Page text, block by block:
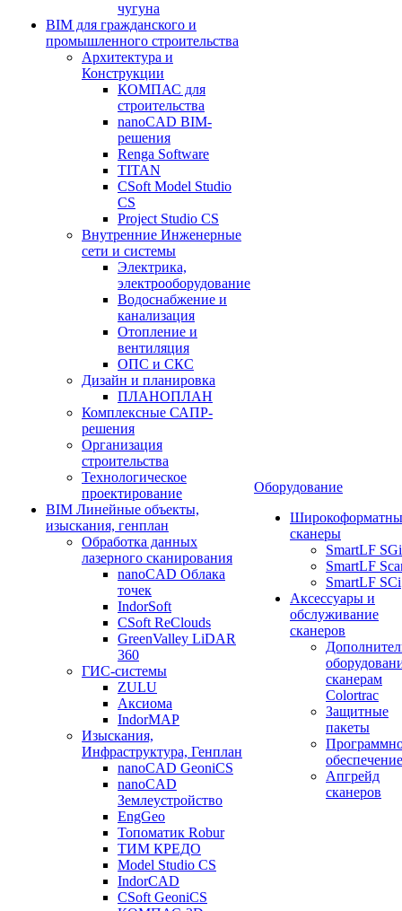
чугуна
BIM для гражданского и
промышленного строительства
Архитектура и
Конструкции
КОМПАС для
строительства
nanoCAD BIM-
решения
Renga Software
TITAN
CSoft Model Studio
CS
Project Studio CS
Внутренние Инженерные
сети и системы
Электрика,
электрооборудование
Водоснабжение и
канализация
Отопление и
вентиляция
ОПС и СКС
Дизайн и планировка
ПЛАНОПЛАН
Комплексные САПР-
решения
Организация
строительства
Технологическое
проектирование
BIM Линейные объекты,
изыскания, генплан
Обработка данных
лазерного сканирования
nanoCAD Облака
точек
IndorSoft
CSoft ReClouds
GreenValley LiDAR
360
ГИС-системы
ZULU
Аксиома
IndorMAP
Изыскания,
Инфраструктура, Генплан
nanoCAD GeoniCS
nanoCAD
Землеустройство
EngGeo
Топоматик Robur
ТИМ КРЕДО
Model Studio CS
IndorCAD
CSoft GeoniCS
Оборудование
сканеры
SmartLF SGi
SmartLF
SmartLF SCi
Аксессуары и
обслуживание
сканеров
сканерам
Colortrac
Защитные
пакеты
обеспечение
Апгрейд
сканеров